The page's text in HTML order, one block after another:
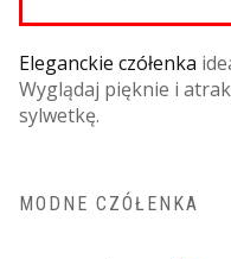
Eleganckie czółenka
Wyglądaj pięknie i
sylwetkę.
MODNE CZÓŁENKA